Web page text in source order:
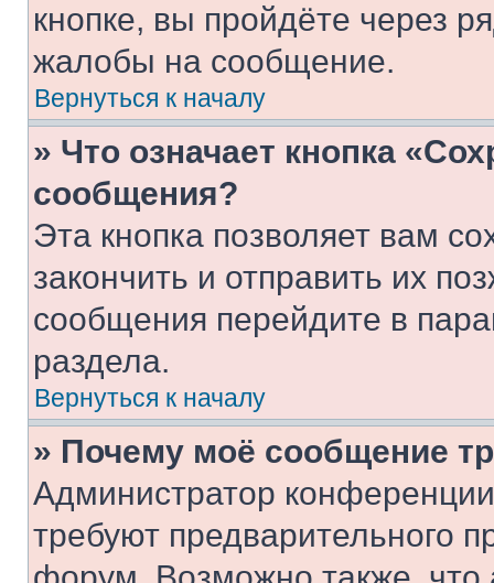
кнопке, вы пройдёте через
жалобы на сообщение.
Вернуться к началу
» Что означает кнопка
сообщения?
Эта кнопка позволяет вам
закончить и отправить их
сообщения перейдите в
раздела.
Вернуться к началу
» Почему моё сообщение
Администратор
требуют предварительного